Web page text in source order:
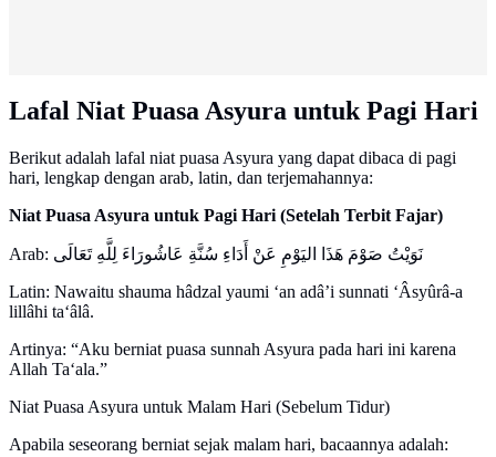
Lafal Niat Puasa Asyura untuk Pagi Hari
Berikut adalah lafal niat puasa Asyura yang dapat dibaca di pagi
hari, lengkap dengan arab, latin, dan terjemahannya:
Niat Puasa Asyura untuk Pagi Hari (Setelah Terbit Fajar)
Arab: نَوَيْتُ صَوْمَ هَذَا اليَوْمِ عَنْ أَدَاءِ سُنَّةِ عَاشُورَاءَ لِلَّهِ تَعَالَى
Latin: Nawaitu shauma hâdzal yaumi ‘an adâ’i sunnati ‘Âsyûrâ-a
lillâhi ta‘âlâ.
Artinya: “Aku berniat puasa sunnah Asyura pada hari ini karena
Allah Ta‘ala.”
Niat Puasa Asyura untuk Malam Hari (Sebelum Tidur)
Apabila seseorang berniat sejak malam hari, bacaannya adalah: